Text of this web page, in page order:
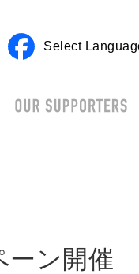
Select
ーン開催